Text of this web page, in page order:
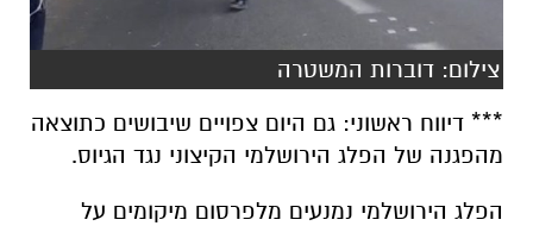
צילום: דוברות המשטרה
*** דיווח ראשוני: גם היום צפויים שיבושים כתוצאה
מהפגנה של הפלג הירושלמי הקיצוני נגד הגיוס.
הפלג הירושלמי נמנעים מלפרסום מיקומים על